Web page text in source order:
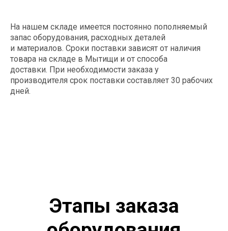
На нашем складе имеется постоянно пополняемый
запас оборудования, расходных деталей
и материалов. Сроки поставки зависят от наличия
товара на складе в Мытищи и от способа
доставки. При необходимости заказа у
производителя срок поставки составляет 30 рабочих
дней.
Оставляете заявку на нашем сайте
или присылаете свое ТЗ
info@spark-s.ru